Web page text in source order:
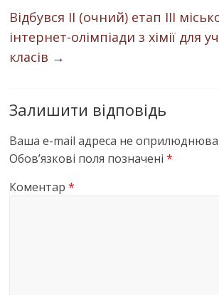
Відбувся ІІ (очний) етап ІІІ
інтернет-олімпіади з хімії для
класів →
Залишити відповідь
Ваша e-mail адреса не
Обов’язкові поля позначені*
Коментар*